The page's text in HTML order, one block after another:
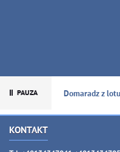
Domaradz z
KONTAKT